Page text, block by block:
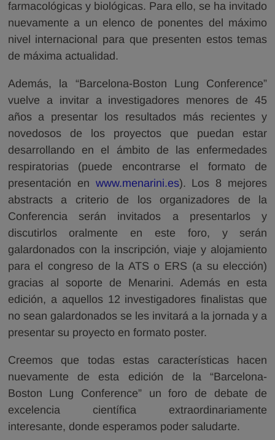
farmacológicas y biológicas. Para ello, se ha invitado
nuevamente a un elenco de ponentes del máximo
nivel internacional para que presenten estos temas
de máxima actualidad.
Además, la “Barcelona-Boston Lung Conference”
vuelve a invitar a investigadores menores de 45
años a presentar los resultados más recientes y
novedosos de los proyectos que puedan estar
desarrollando en el ámbito de las enfermedades
respiratorias (puede encontrarse el formato de
presentación en www.menarini.es). Los 8 mejores
abstracts a criterio de los organizadores de la
Conferencia serán invitados a presentarlos y
discutirlos oralmente en este foro, y serán
galardonados con la inscripción, viaje y alojamiento
para el congreso de la ATS o ERS (a su elección)
gracias al soporte de Menarini. Además en esta
edición, a aquellos 12 investigadores finalistas que
no sean galardonados se les invitará a la jornada y a
presentar su proyecto en formato poster.
Creemos que todas estas características hacen
nuevamente de esta edición de la “Barcelona-
Boston Lung Conference” un foro de debate de
excelencia científica extraordinariamente
interesante, donde esperamos poder saludarte.